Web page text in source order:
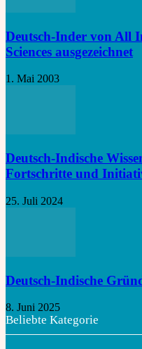
Deutsch-Inder von All
Sciences ausgezeichnet
1. Mai 2003
Deutsch-Indische
Fortschritte und
25. Juli 2024
Deutsch-Indische
8. Juni 2025
Beliebte Kategorie